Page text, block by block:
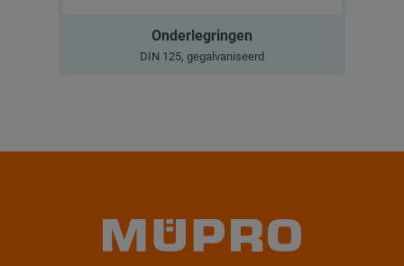
Onderlegringen
DIN 125, gegalvaniseerd